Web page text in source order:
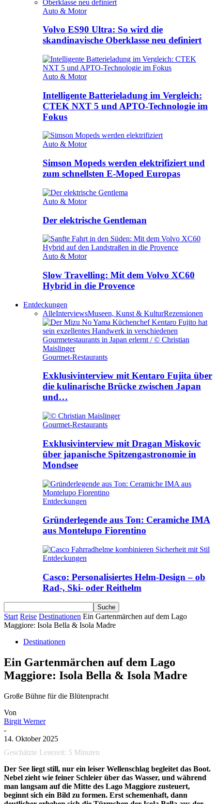
Auto & Motor
Volvo ES90 Ultra: So wird die
skandinavische Oberklasse neu definiert
Auto & Motor
Intelligente Batterieladung im Vergleich:
CTEK NXT 5 und APTO-Technologie im
Fokus
Auto & Motor
Simson Mopeds werden elektrifiziert und
zum schnellsten E-Moped Europas
Auto & Motor
Der elektrische Gentleman
Auto & Motor
Slow Travelling: Mit dem Volvo XC60
Hybrid in die Provence
Entdeckungen
AlleInterviewsMuseen, Kunst & KulturRezensionen
Gourmet-Restaurants
Exklusivinterview mit Kentaro Fujita über
die kulinarische Brücke zwischen Japan
und…
Gourmet-Restaurants
Exklusivinterview mit Dragan Miskovic
über japanische Spitzengastronomie in
Mondsee
Entdeckungen
Gründerlegende aus Ton: Ceramiche IMA
aus Montelupo Fiorentino
Entdeckungen
Casco: Personalisiertes Helm-Design – ob
Rad-, Ski- oder Reithelm
Start Reise Destinationen Ein Gartenmärchen auf dem Lago
Maggiore: Isola Bella & Isola Madre
Destinationen
Ein Gartenmärchen auf dem Lago
Maggiore: Isola Bella & Isola Madre
Große Bühne für die Blütenpracht
Von
Birgit Werner
-
14. Oktober 2025
Geschätzte Lesezeit: 5 Minuten
Der See liegt still, nur ein leiser Wellenschlag begleitet das Boot.
Nebel zieht wie feiner Schleier über das Wasser, und während
man langsam auf die Mitte des Lago Maggiore zusteuert,
beginnt sich ein Bild zu formen. Erst schemenhaft, dann